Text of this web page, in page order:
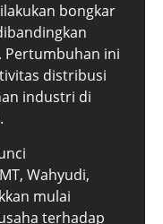
bongkar
Pertumbuhan ini
distribusi
industri di
Wahyudi,
mulai
terhadap